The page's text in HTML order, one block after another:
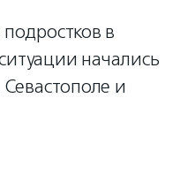
в
начались
и